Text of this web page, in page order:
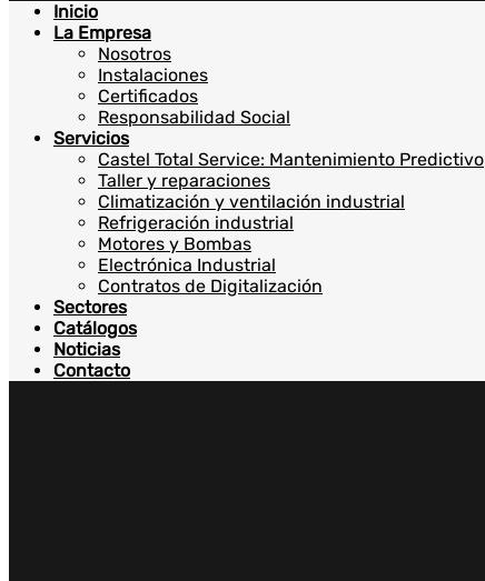
Inicio
La Empresa
Nosotros
Instalaciones
Certificados
Responsabilidad Social
Servicios
Castel Total Service: Mantenimiento Predictivo
Taller y reparaciones
Climatización y ventilación industrial
Refrigeración industrial
Motores y Bombas
Electrónica Industrial
Contratos de Digitalización
Sectores
Catálogos
Noticias
Contacto